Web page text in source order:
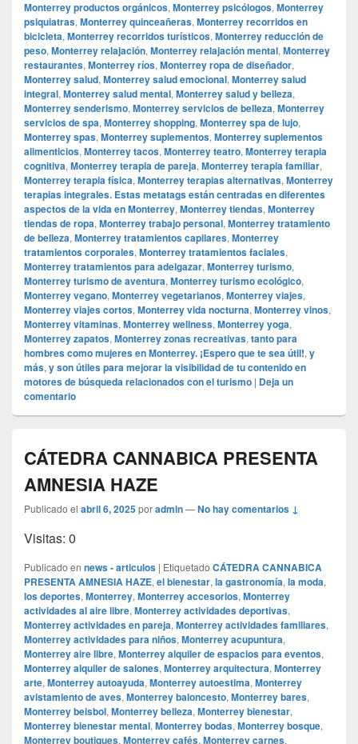
Monterrey productos orgánicos, Monterrey psicólogos, Monterrey
psiquiatras, Monterrey quinceañeras, Monterrey recorridos en
bicicleta, Monterrey recorridos turísticos, Monterrey reducción de
peso, Monterrey relajación, Monterrey relajación mental, Monterrey
restaurantes, Monterrey ríos, Monterrey ropa de diseñador,
Monterrey salud, Monterrey salud emocional, Monterrey salud
integral, Monterrey salud mental, Monterrey salud y belleza,
Monterrey senderismo, Monterrey servicios de belleza, Monterrey
servicios de spa, Monterrey shopping, Monterrey spa de lujo,
Monterrey spas, Monterrey suplementos, Monterrey suplementos
alimenticios, Monterrey tacos, Monterrey teatro, Monterrey terapia
cognitiva, Monterrey terapia de pareja, Monterrey terapia familiar,
Monterrey terapia física, Monterrey terapias alternativas, Monterrey
terapias integrales. Estas metatags están centradas en diferentes
aspectos de la vida en Monterrey, Monterrey tiendas, Monterrey
tiendas de ropa, Monterrey trabajo personal, Monterrey tratamiento
de belleza, Monterrey tratamientos capilares, Monterrey
tratamientos corporales, Monterrey tratamientos faciales,
Monterrey tratamientos para adelgazar, Monterrey turismo,
Monterrey turismo de aventura, Monterrey turismo ecológico,
Monterrey vegano, Monterrey vegetarianos, Monterrey viajes,
Monterrey viajes cortos, Monterrey vida nocturna, Monterrey vinos,
Monterrey vitaminas, Monterrey wellness, Monterrey yoga,
Monterrey zapatos, Monterrey zonas recreativas, tanto para
hombres como mujeres en Monterrey. ¡Espero que te sea útil!, y
más, y son útiles para mejorar la visibilidad de tu contenido en
motores de búsqueda relacionados con el turismo | Deja un
comentario
CÁTEDRA CANNABICA PRESENTA
AMNESIA HAZE
Publicado el abril 6, 2025poradmin—No hay comentarios ↓
Visitas: 0
Publicado en news - articulos | Etiquetado CÁTEDRA CANNABICA
PRESENTA AMNESIA HAZE, el bienestar, la gastronomía, la moda,
los deportes, Monterrey, Monterrey accesorios, Monterrey
actividades al aire libre, Monterrey actividades deportivas,
Monterrey actividades en pareja, Monterrey actividades familiares,
Monterrey actividades para niños, Monterrey acupuntura,
Monterrey aire libre, Monterrey alquiler de espacios para eventos,
Monterrey alquiler de salones, Monterrey arquitectura, Monterrey
arte, Monterrey autoayuda, Monterrey autoestima, Monterrey
avistamiento de aves, Monterrey baloncesto, Monterrey bares,
Monterrey beisbol, Monterrey belleza, Monterrey bienestar,
Monterrey bienestar mental, Monterrey bodas, Monterrey bosque,
Monterrey boutiques, Monterrey cafés, Monterrey carnes,